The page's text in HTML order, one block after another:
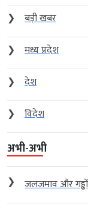
❯
बड़ी खबर
❯
मध्य प्रदेश
❯
देश
❯
विदेश
अभी-अभी
❯ जलजमाव और